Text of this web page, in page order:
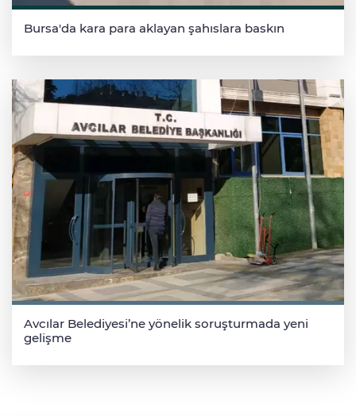
Bursa'da kara para aklayan şahıslara baskın
Avcılar Belediyesi’ne yönelik soruşturmada yeni
gelişme